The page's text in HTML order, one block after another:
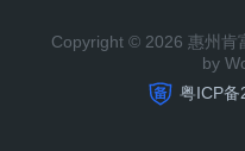
Copyright © 2026 惠州肯
by
粤ICP